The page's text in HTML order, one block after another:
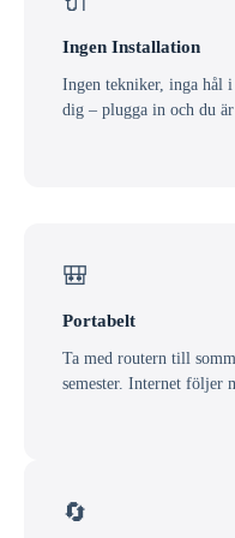
Ingen Installation
Ingen tekniker, inga hål
dig – plugga in och du
🎒
Portabelt
Ta med routern till
semester. Internet följer
🔄